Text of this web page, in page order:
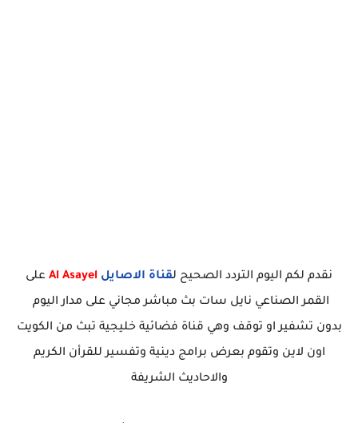
نقدم لكم اليوم التردد الصحيح لقناة الاصايل Al Asayel على
القمر الصناعي نايل سات بث مباشر مجاني على مدار اليوم
بدون تشفير او توقف وهي قناة فضائية خليجية تبث من الكويت
اون لاين وتقوم بعرض برامج دينية وتفسير للقرأن الكريم
والاحاديث الشريفة